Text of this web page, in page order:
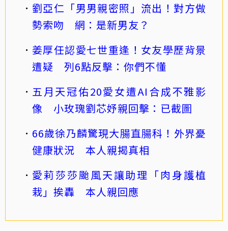
劉亞仁「男男親密照」流出！對方做
勢索吻 網：是新男友？
姜厚任認愛七世重逢！女友學歷背景
遭疑 列6點反擊：你們不懂
五月天冠佑20愛女遭AI合成不雅影
像 小玫瑰劉芯妤親回擊：已截圖
66歲徐乃麟驚現大腸直腸科！外界憂
健康狀況 本人親揭真相
愛莉莎莎颱風天讓助理「肉身護植
栽」挨轟 本人親回應